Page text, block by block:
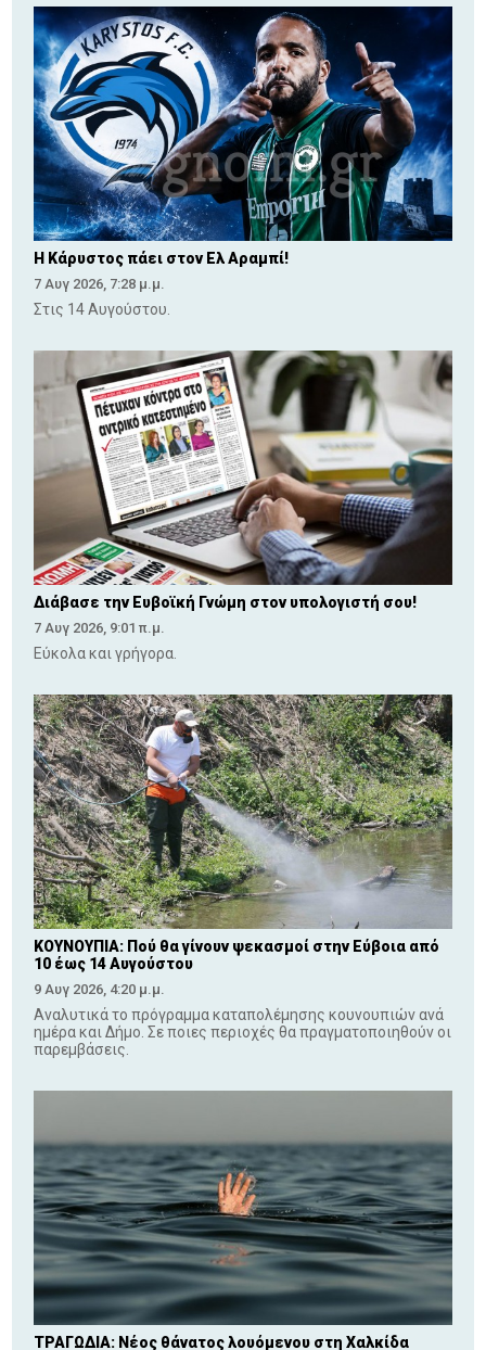
Η Κάρυστος πάει στον Ελ Αραμπί!
7 Αυγ 2026, 7:28 μ.μ.
Στις 14 Αυγούστου.
Διάβασε την Ευβοϊκή Γνώμη στον υπολογιστή σου!
7 Αυγ 2026, 9:01 π.μ.
Εύκολα και γρήγορα.
ΚΟΥΝΟΥΠΙΑ: Πού θα γίνουν ψεκασμοί στην Εύβοια από
10 έως 14 Αυγούστου
9 Αυγ 2026, 4:20 μ.μ.
Αναλυτικά το πρόγραμμα καταπολέμησης κουνουπιών ανά
ημέρα και Δήμο. Σε ποιες περιοχές θα πραγματοποιηθούν οι
παρεμβάσεις.
ΤΡΑΓΩΔΙΑ: Νέος θάνατος λουόμενου στη Χαλκίδα